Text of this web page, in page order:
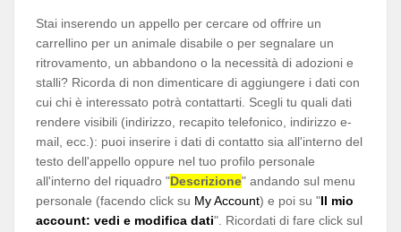
Stai inserendo un appello per cercare od offrire un
carrellino per un animale disabile o per segnalare un
ritrovamento, un abbandono o la necessità di adozioni e
stalli? Ricorda di non dimenticare di aggiungere i dati con
cui chi è interessato potrà contattarti. Scegli tu quali dati
rendere visibili (indirizzo, recapito telefonico, indirizzo e-
mail, ecc.): puoi inserire i dati di contatto sia all'interno del
testo dell'appello oppure nel tuo profilo personale
all'interno del riquadro "Descrizione" andando sul menu
personale (facendo click su My Account) e poi su "Il mio
account: vedi e modifica dati". Ricordati di fare click sul